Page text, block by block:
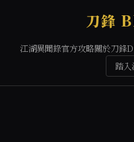
刀鋒
江湖異聞錄官方攻略關於刀鋒
踏